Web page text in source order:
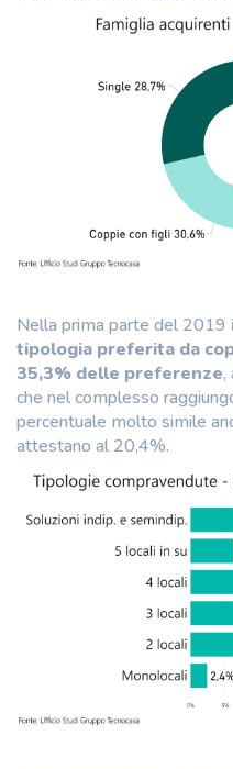
Nella prima parte del 2019
tipologia preferita da
35,3% delle preferenze,
che nel complesso
percentuale molto simile
attestano al 20,4%.